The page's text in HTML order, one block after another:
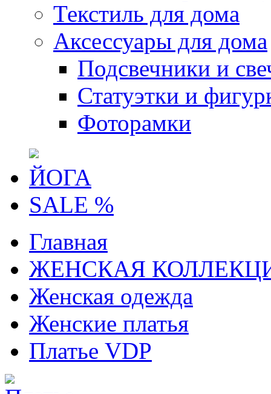
Текстиль для дома
Аксессуары для дома
Подсвечники и
Статуэтки и
Фоторамки
ЙОГА
SALE %
Главная
ЖЕНСКАЯ
Женская одежда
Женские платья
Платье VDP